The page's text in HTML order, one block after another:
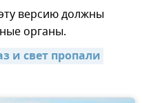
версию должны
органы.
и свет пропали